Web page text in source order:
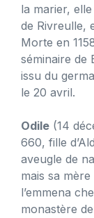
la marier,
de Rivreulle,
Morte en
séminaire de
issu du
le 20 avril.
Odile (14
660, fille
aveugle de
mais sa
l’emmena
monastère